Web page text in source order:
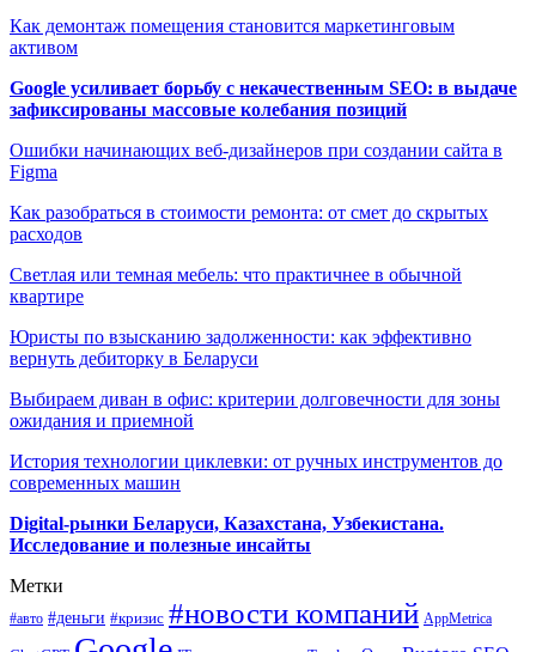
Как демонтаж помещения становится маркетинговым
активом
Google усиливает борьбу с некачественным SEO: в выдаче
зафиксированы массовые колебания позиций
Ошибки начинающих веб-дизайнеров при создании сайта в
Figma
Как разобраться в стоимости ремонта: от смет до скрытых
расходов
Светлая или темная мебель: что практичнее в обычной
квартире
Юристы по взысканию задолженности: как эффективно
вернуть дебиторку в Беларуси
Выбираем диван в офис: критерии долговечности для зоны
ожидания и приемной
История технологии циклевки: от ручных инструментов до
современных машин
Digital-рынки Беларуси, Казахстана, Узбекистана.
Исследование и полезные инсайты
Метки
#авто #деньги #кризис #новости компаний AppMetrica